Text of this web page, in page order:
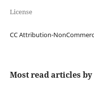
License
CC Attribution-
Most read articles